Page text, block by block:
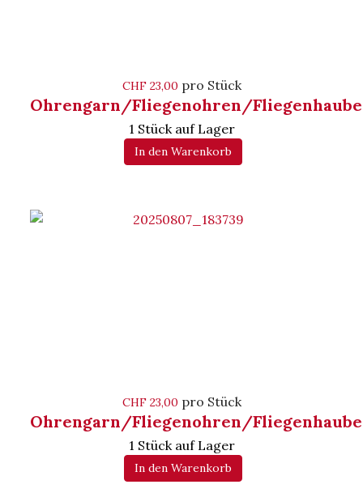
CHF 23,00 pro Stück
Ohrengarn/Fliegenohren/Fliegenhaube
1 Stück auf Lager
In den Warenkorb
CHF 23,00 pro Stück
Ohrengarn/Fliegenohren/Fliegenhaube
1 Stück auf Lager
In den Warenkorb